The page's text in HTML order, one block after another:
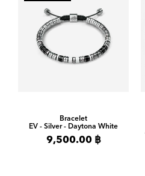
Bracelet
EV - Silver - Daytona White
9,500.00 ฿